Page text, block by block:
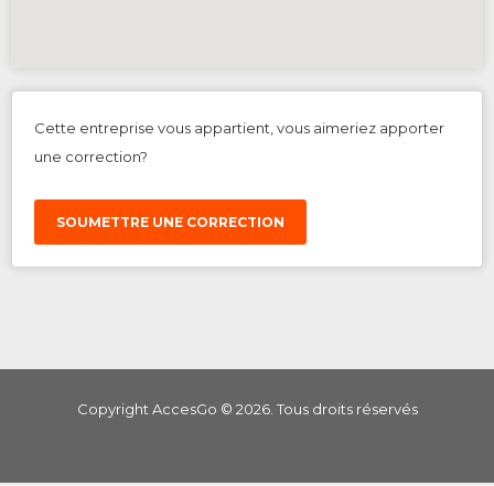
Cette entreprise vous appartient, vous aimeriez apporter
une correction?
SOUMETTRE UNE CORRECTION
Copyright AccesGo © 2026. Tous droits réservés